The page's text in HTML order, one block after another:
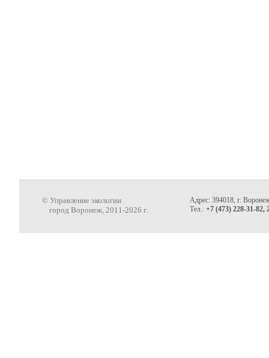
© Управление экологии
город Воронеж, 2011-2026 г.
Адрес: 394018, г.
Тел.: +7 (473) 228-31-82,